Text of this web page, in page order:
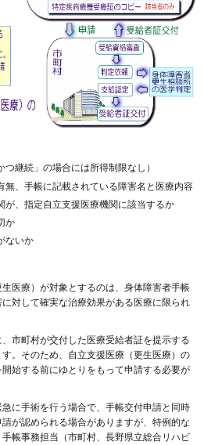
つ継続」の場合には所得制限なし）
無、手帳に記載されている障害名と医療内容
が、指定自立支援医療機関に該当するか
か
ないか
医療）が対象とするのは、身体障害者手帳
対して確実な治療効果がある医療に限られ
市町村が交付した医療受給者証を提示する
す。そのため、自立支援医療（更生医療）の
始する前にゆとりをもって申請する必要が
に手術を行う場合で、手帳交付申請と同時
が認められる場合がありますが、特例的な
帳事務担当（市町村、長野県立総合リハビ